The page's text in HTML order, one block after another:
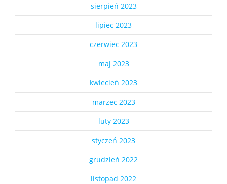
sierpień 2023
lipiec 2023
czerwiec 2023
maj 2023
kwiecień 2023
marzec 2023
luty 2023
styczeń 2023
grudzień 2022
listopad 2022